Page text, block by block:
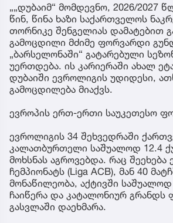
„„დუბაიმ“ მომდევნო, 2026/2027
წინ, წინა ხაზი საქართველოს
თორნიკე შენგელიას დამატებით
გამოცდილი მძიმე ფორვარდი
„ბარსელონაში“ გატარებული
უერთდება. ის კარიერაში ახალ
დუბაიში ევროლიგის უდიდესი,
გამოცდილება მიაქვს.
ევროპის ერთ-ერთი საუკეთესო
ევროლიგის 34 შეხვედრაში
კალათბურთელი საშუალოდ 12.4
მოხსნას აგროვებდა. რაც შეეხება
ჩემპიონატს (Liga ACB), მან 40
მონაწილეობა, აქტივში
ჩაიწერა და კატალონიურ გრანდს
გასვლაში დაეხმარა.